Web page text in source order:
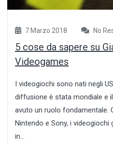
7 Marzo 2018 No
5 cose da sapere su
Videogames
I videogiochi sono nati negli
diffusione è stata mondiale e
avuto un ruolo fondamentale.
Nintendo e Sony, i videogiochi
in...